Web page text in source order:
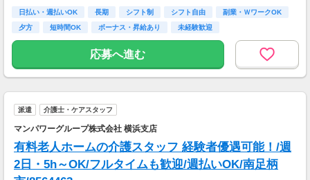
◎日勤／経験者の場合
・日収(1,800*8)円（時給1,800円×8h）
※資格手当あり（時給50円～UP/資格の種類に
よって異なる）
支払方法：週払い
※週払いOK（規定あり）
→金曜日締め最短翌週火曜日にお給料GET♪
日払い・週払いOK 長期 シフト制 シフト自由
副業・ＷワークOK
夕方
短時間OK ボーナス・昇給あり 未経験歓迎
応募へ進む
派遣 介護士・ケアスタッフ
マンパワーグループ株式会社 横浜支店
有料老人ホームの介護スタッフ 経験者優遇可能！/週
2日・5h～OK/フルタイムも歓迎/週払いOK/南足柄